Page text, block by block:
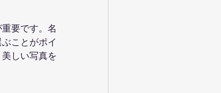
要です。名
ことがポイ
しい写真を